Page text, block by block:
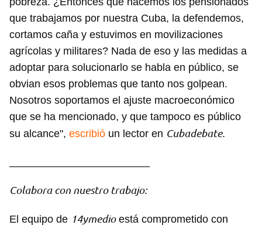
que trabajamos por nuestra Cuba, la defendemos,
cortamos caña y estuvimos en movilizaciones
agrícolas y militares? Nada de eso y las medidas a
adoptar para solucionarlo se habla en público, se
obvian esos problemas que tanto nos golpean.
Nosotros soportamos el ajuste macroeconómico
que se ha mencionado, y que tampoco es público
su alcance", escribió un lector en Cubadebate.
Colabora con nuestro trabajo:
El equipo de 14ymedioestá comprometido con